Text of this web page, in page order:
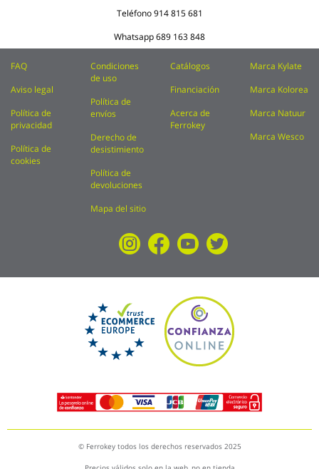
Teléfono914 815 681
Whatsapp689 163 848
FAQ
Aviso legal
Política de
privacidad
Política de
cookies
Condiciones
de uso
Política de
envíos
Derecho de
desistimiento
Política de
devoluciones
Mapa del sitio
Catálogos
Financiación
Acerca de
Ferrokey
Marca Kylate
Marca Kolorea
Marca Natuur
Marca Wesco
© Ferrokey todos los derechos reservados 2025